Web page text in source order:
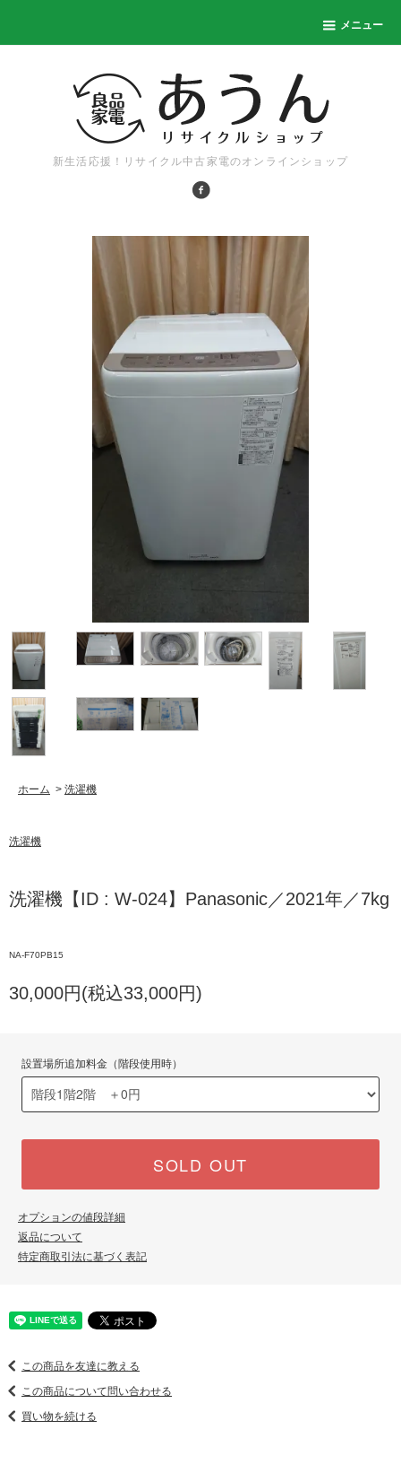
メニュー
新生活応援！リサイクル中古家電のオンラインショップ
ホーム > 洗濯機
洗濯機
洗濯機【ID : W-024】Panasonic／2021年／7kg
NA-F70PB15
30,000円(税込33,000円)
設置場所追加料金（階段使用時）
SOLD OUT
オプションの値段詳細
返品について
特定商取引法に基づく表記
この商品を友達に教える
この商品について問い合わせる
買い物を続ける